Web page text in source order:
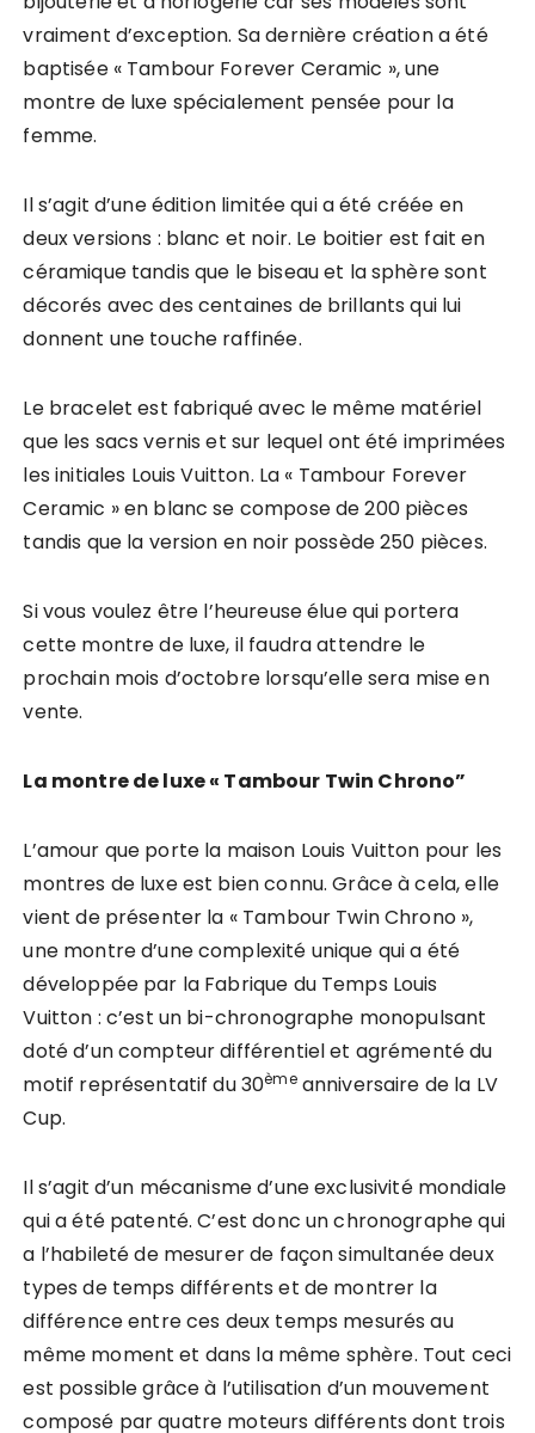
vraiment d’exception. Sa dernière création a été
baptisée « Tambour Forever Ceramic », une
montre de luxe spécialement pensée pour la
femme.
Il s’agit d’une édition limitée qui a été créée en
deux versions : blanc et noir. Le boitier est fait en
céramique tandis que le biseau et la sphère sont
décorés avec des centaines de brillants qui lui
donnent une touche raffinée.
Le bracelet est fabriqué avec le même matériel
que les sacs vernis et sur lequel ont été imprimées
les initiales Louis Vuitton. La « Tambour Forever
Ceramic » en blanc se compose de 200 pièces
tandis que la version en noir possède 250 pièces.
Si vous voulez être l’heureuse élue qui portera
cette montre de luxe, il faudra attendre le
prochain mois d’octobre lorsqu’elle sera mise en
vente.
La montre de luxe « Tambour Twin Chrono”
L’amour que porte la maison Louis Vuitton pour les
montres de luxe est bien connu. Grâce à cela, elle
vient de présenter la « Tambour Twin Chrono »,
une montre d’une complexité unique qui a été
développée par la Fabrique du Temps Louis
Vuitton : c’est un bi-chronographe monopulsant
doté d’un compteur différentiel et agrémenté du
motif représentatif du 30èmeanniversaire de la LV
Cup.
Il s’agit d’un mécanisme d’une exclusivité mondiale
qui a été patenté. C’est donc un chronographe qui
a l’habileté de mesurer de façon simultanée deux
types de temps différents et de montrer la
différence entre ces deux temps mesurés au
même moment et dans la même sphère. Tout ceci
est possible grâce à l’utilisation d’un mouvement
composé par quatre moteurs différents dont trois